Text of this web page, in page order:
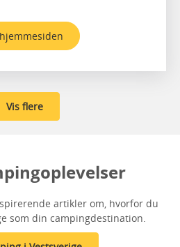
Vis flere
artikler om, hvorfor du
som din campingdestination.